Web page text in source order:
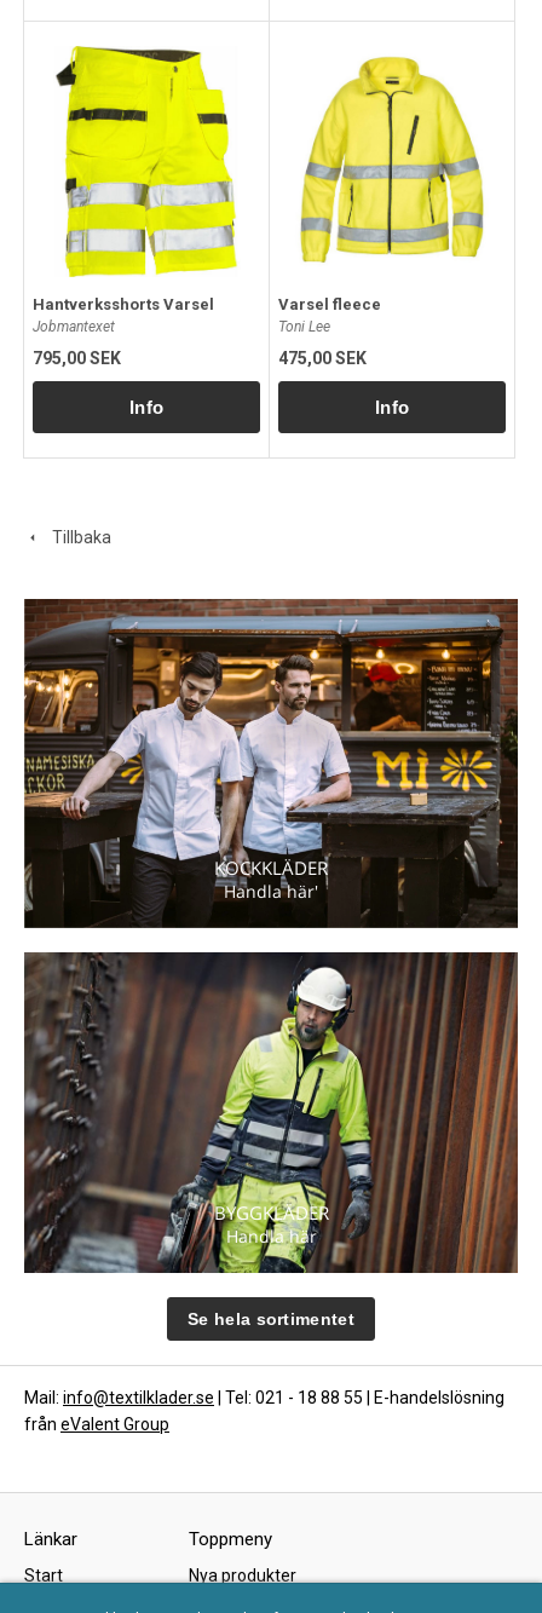
Hantverksshorts Varsel
Jobmantexet
795,00 SEK
Varsel fleece
Toni Lee
475,00 SEK
Tillbaka
KOCKKLÄDER
Handla här'
BYGGKLÄDER
Handla här
Se hela sortimentet
Mail: info@textilklader.se | Tel: 021 - 18 88 55 | E-handelslösning
från eValent Group
Länkar
Start
Toppmeny
Nya produkter
Kampanjer